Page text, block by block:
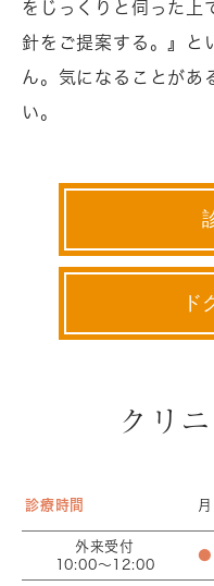
をじっくりと伺った上
針をご提案する。』と
ん。気になることがあ
い。
ド
クリ
診療時間 月
外来受付
10:00〜12:00
●